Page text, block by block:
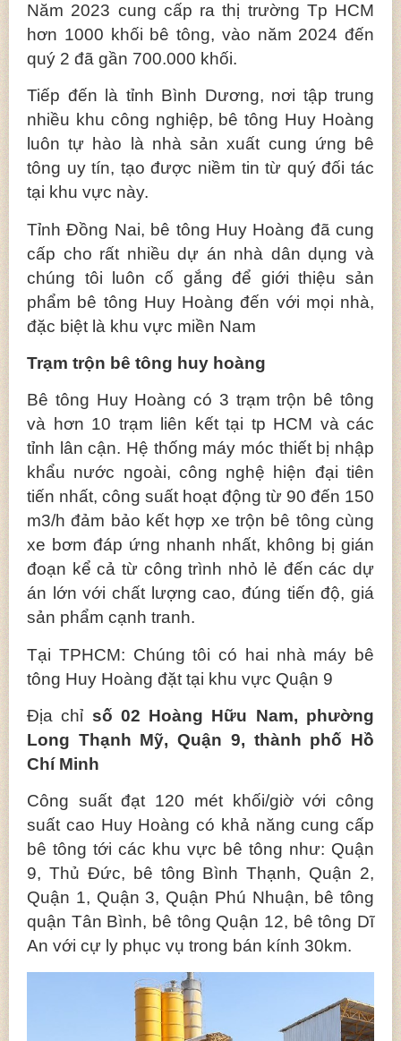
Năm 2023 cung cấp ra thị trường Tp HCM
hơn 1000 khối bê tông, vào năm 2024 đến
quý 2 đã gần 700.000 khối.
Tiếp đến là tỉnh Bình Dương, nơi tập trung
nhiều khu công nghiệp, bê tông Huy Hoàng
luôn tự hào là nhà sản xuất cung ứng bê
tông uy tín, tạo được niềm tin từ quý đối tác
tại khu vực này.
Tỉnh Đồng Nai, bê tông Huy Hoàng đã cung
cấp cho rất nhiều dự án nhà dân dụng và
chúng tôi luôn cố gắng để giới thiệu sản
phẩm bê tông Huy Hoàng đến với mọi nhà,
đặc biệt là khu vực miền Nam
Trạm trộn bê tông huy hoàng
Bê tông Huy Hoàng có 3 trạm trộn bê tông
và hơn 10 trạm liên kết tại tp HCM và các
tỉnh lân cận. Hệ thống máy móc thiết bị nhập
khẩu nước ngoài, công nghệ hiện đại tiên
tiến nhất, công suất hoạt động từ 90 đến 150
m3/h đảm bảo kết hợp xe trộn bê tông cùng
xe bơm đáp ứng nhanh nhất, không bị gián
đoạn kể cả từ công trình nhỏ lẻ đến các dự
án lớn với chất lượng cao, đúng tiến độ, giá
sản phẩm cạnh tranh.
Tại TPHCM: Chúng tôi có hai nhà máy bê
tông Huy Hoàng đặt tại khu vực Quận 9
Địa chỉ số 02 Hoàng Hữu Nam, phường
Long Thạnh Mỹ, Quận 9, thành phố Hồ
Chí Minh
Công suất đạt 120 mét khối/giờ với công
suất cao Huy Hoàng có khả năng cung cấp
bê tông tới các khu vực bê tông như: Quận
9, Thủ Đức, bê tông Bình Thạnh, Quận 2,
Quận 1, Quận 3, Quận Phú Nhuận, bê tông
quận Tân Bình, bê tông Quận 12, bê tông Dĩ
An với cự ly phục vụ trong bán kính 30km.